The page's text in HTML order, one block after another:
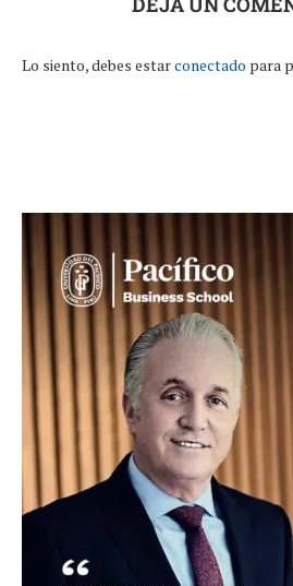
Lo siento, debes estarconectado para